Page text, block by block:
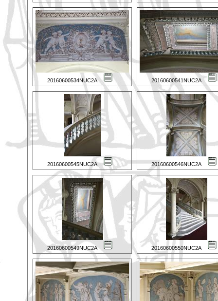
20160600534NUC2A 20160600541NUC2A
20160600545NUC2A 20160600546NUC2A
20160600549NUC2A 20160600550NUC2A